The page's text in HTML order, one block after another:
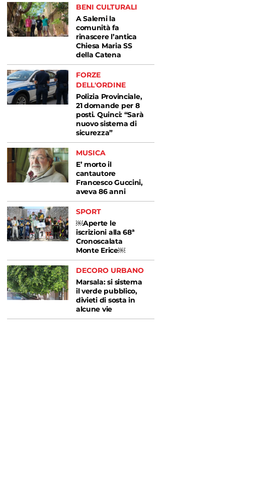
BENI CULTURALI
A Salemi la
comunità fa
rinascere l’antica
Chiesa Maria SS
della Catena
FORZE
DELL'ORDINE
Polizia Provinciale,
21 domande per 8
posti. Quinci: “Sarà
nuovo sistema di
sicurezza”
MUSICA
E’ morto il
cantautore
Francesco Guccini,
aveva 86 anni
SPORT
￼Aperte le
iscrizioni alla 68ª
Cronoscalata
Monte Erice￼
DECORO URBANO
Marsala: si sistema
il verde pubblico,
divieti di sosta in
alcune vie